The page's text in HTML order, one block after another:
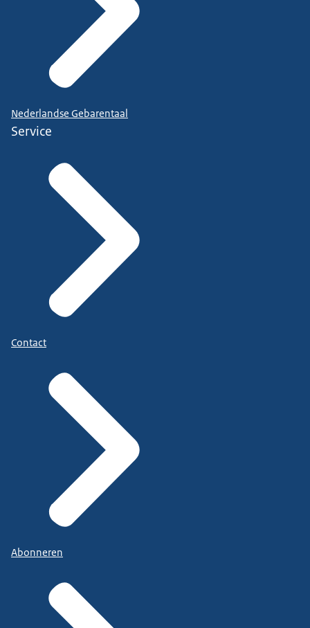
Nederlandse Gebarentaal
Service
Contact
Abonneren